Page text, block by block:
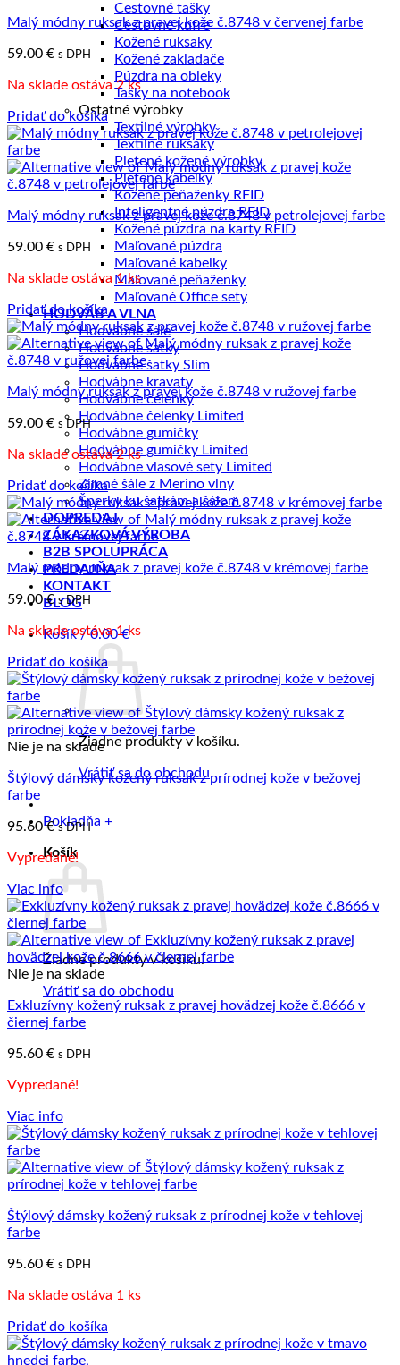
Cestovné tašky
Cestovné kufre
Kožené ruksaky
Kožené zakladače
Púzdra na obleky
Tašky na notebook
Ostatné výrobky
Textilné výrobky
Textilné ruksaky
Pletené kožené výrobky
Pletené kabelky
Kožené peňaženky RFID
Inteligentné púzdra RFID
Kožené púzdra na karty RFID
Maľované púzdra
Maľované kabelky
Maľované peňaženky
Maľované Office sety
HODVÁB A VLNA
Hodvábne šále
Hodvábne šatky
Hodvábne šatky Slim
Hodvábne kravaty
Hodvábne čelenky
Hodvábne čelenky Limited
Hodvábne gumičky
Hodvábne gumičky Limited
Hodvábne vlasové sety Limited
Zimné šále z Merino vlny
Šperky ku šatkám a šálom
DOPREDAJ
ZÁKAZKOVÁ VÝROBA
B2B SPOLUPRÁCA
PREDAJŇA
KONTAKT
BLOG
Košík /0.00€
Žiadne produkty v košíku.
Vrátiť sa do obchodu
Pokladňa +
Košík
Žiadne produkty v košíku.
Vrátiť sa do obchodu
Malý módny ruksak z pravej kože č.8748 v červenej farbe
59.00 € s DPH
Na sklade ostáva 2 ks
Pridať do košíka
Malý módny ruksak z pravej kože č.8748 v petrolejovej farbe
59.00 € s DPH
Na sklade ostáva 1 ks
Pridať do košíka
Malý módny ruksak z pravej kože č.8748 v ružovej farbe
59.00 € s DPH
Na sklade ostáva 2 ks
Pridať do košíka
Malý módny ruksak z pravej kože č.8748 v krémovej farbe
59.00€ s DPH
Na sklade ostáva 1 ks
Pridať do košíka
Nie je na sklade
Štýlový dámsky kožený ruksak z prírodnej kože v bežovej
farbe
95.60€ s DPH
Vypredané!
Viac info
Nie je na sklade
Exkluzívny kožený ruksak z pravej hovädzej kože č.8666 v
čiernej farbe
95.60 € s DPH
Vypredané!
Viac info
Štýlový dámsky kožený ruksak z prírodnej kože v tehlovej
farbe
95.60 € s DPH
Na sklade ostáva 1 ks
Pridať do košíka